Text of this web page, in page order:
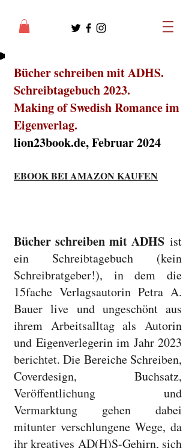
Bücher schreiben mit ADHS.
Schreibtagebuch 2023.
Making of Swedish Romance im
Eigenverlag.
lion23book.de, Februar 2024
EBOOK BEI AMAZON KAUFEN
Bücher schreiben mit ADHS ist
ein Schreibtagebuch (kein
Schreibratgeber!), in dem die
15fache Verlagsautorin Petra A.
Bauer live und ungeschönt aus
ihrem Arbeitsalltag als Autorin
und Eigenverlegerin im Jahr 2023
berichtet. Die Bereiche Schreiben,
Coverdesign, Buchsatz,
Veröffentlichung und
Vermarktung gehen dabei
mitunter verschlungene Wege, da
ihr kreatives AD(H)S-Gehirn, sich